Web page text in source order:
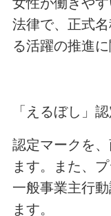
法律で、正式
る活躍の推進
「えるぼし」
認定マークを
ます。また、
一般事業主行
ます。